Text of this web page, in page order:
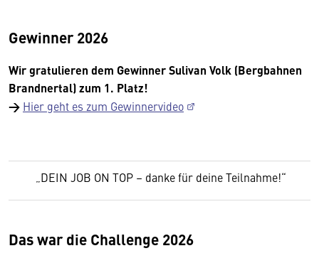
Gewinner 2026
Wir gratulieren dem Gewinner Sulivan Volk (Bergbahnen
Brandnertal) zum 1. Platz!
→ Hier geht es zum Gewinnervideo
„DEIN JOB ON TOP – danke für deine Teilnahme!“
Das war die Challenge 2026